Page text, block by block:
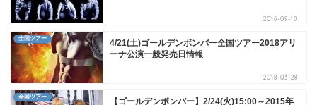
2016-09-10
全国ツアー
4/21(土)ゴールデンボンバー全国ツアー2018アリ
ーナ公演一般発売日情報
2018-03-28
全国ツアー
【ゴールデンボンバー】2/24(火)15:00～2015年